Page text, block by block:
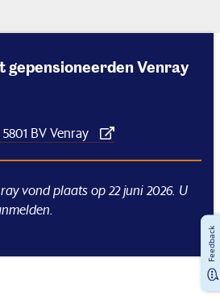
gepensioneerden Venray
BV Venray
vond plaats op 22 juni 2026. U
Feedback